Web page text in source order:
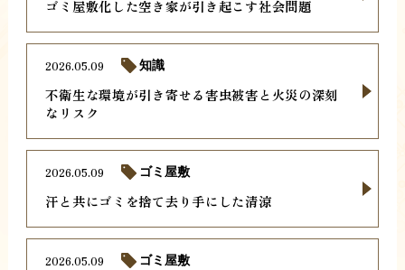
ゴミ屋敷化した空き家が引き起こす社会問題
不衛生な環境が引き寄せる害虫被害と火災の深刻
なリスク
2026.05.09 知識
汗と共にゴミを捨て去り手にした清涼
2026.05.09 ゴミ屋敷
2026.05.09 ゴミ屋敷